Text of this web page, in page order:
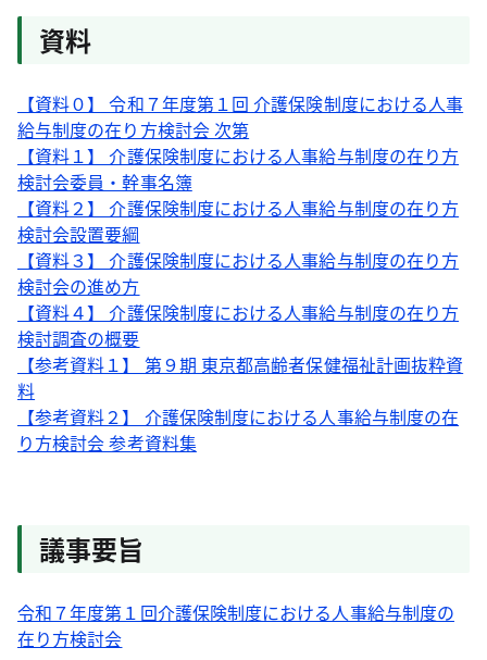
資料
【資料０】 令和７年度第１回 介護保険制度における人事
給与制度の在り方検討会 次第
【資料１】 介護保険制度における人事給与制度の在り方
検討会委員・幹事名簿
【資料２】 介護保険制度における人事給与制度の在り方
検討会設置要綱
【資料３】 介護保険制度における人事給与制度の在り方
検討会の進め方
【資料４】 介護保険制度における人事給与制度の在り方
検討調査の概要
【参考資料１】 第９期 東京都高齢者保健福祉計画抜粋資
料
【参考資料２】 介護保険制度における人事給与制度の在
り方検討会 参考資料集
議事要旨
令和７年度第１回介護保険制度における人事給与制度の
在り方検討会